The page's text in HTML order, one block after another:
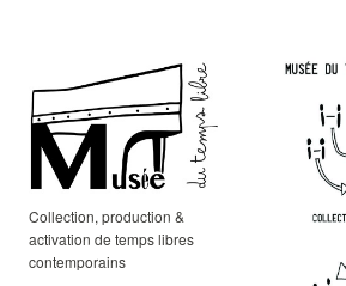
Collection, production &
activation de temps libres
contemporains